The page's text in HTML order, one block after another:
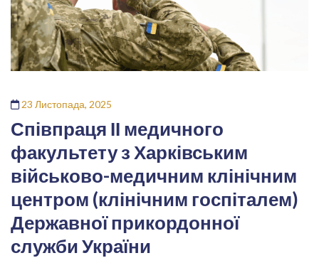
23 Листопада, 2025
Співпраця ІІ медичного
факультету з Харківським
військово-медичним клінічним
центром (клінічним госпіталем)
Державної прикордонної
служби України